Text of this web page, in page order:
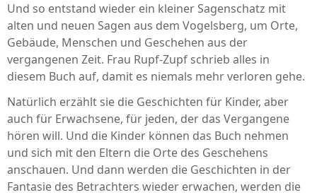
Und so entstand wieder ein kleiner Sagenschatz mit
alten und neuen Sagen aus dem Vogelsberg, um Orte,
Gebäude, Menschen und Geschehen aus der
vergangenen Zeit. Frau Rupf-Zupf schrieb alles in
diesem Buch auf, damit es niemals mehr verloren gehe.
Natürlich erzählt sie die Geschichten für Kinder, aber
auch für Erwachsene, für jeden, der das Vergangene
hören will. Und die Kinder können das Buch nehmen
und sich mit den Eltern die Orte des Geschehens
anschauen. Und dann werden die Geschichten in der
Fantasie des Betrachters wieder erwachen, werden die